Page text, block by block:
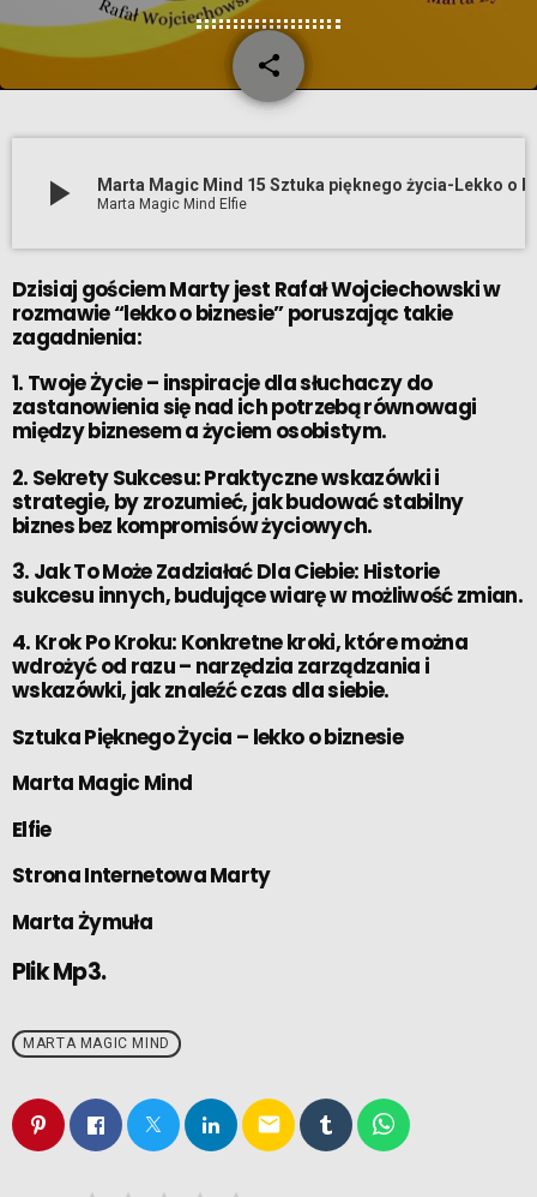
share
email
play_arrow Marta Magic Mind Elfie
Dzisiaj gościem Marty jest Rafał Wojciechowski w
rozmawie “lekko o biznesie” poruszając takie
zagadnienia:
1. Twoje Życie – inspiracje dla słuchaczy do
zastanowienia się nad ich potrzebą równowagi
między biznesem a życiem osobistym.
2. Sekrety Sukcesu: Praktyczne wskazówki i
strategie, by zrozumieć, jak budować stabilny
biznes bez kompromisów życiowych.
3. Jak To Może Zadziałać Dla Ciebie: Historie
sukcesu innych, budujące wiarę w możliwość zmian.
4. Krok Po Kroku: Konkretne kroki, które można
wdrożyć od razu – narzędzia zarządzania i
wskazówki, jak znaleźć czas dla siebie.
Sztuka Pięknego Życia – lekko o biznesie
Marta Magic Mind
Elfie
Strona Internetowa Marty
Marta Żymuła
Plik Mp3.
MARTA MAGIC MIND
email